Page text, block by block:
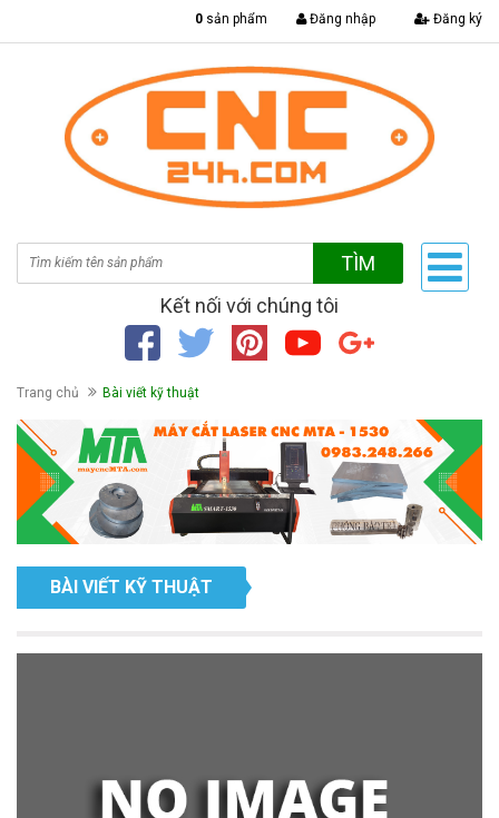
0 sản phẩm Đăng nhập Đăng ký
TÌM
Kết nối với chúng tôi
Trang chủ Bài viết kỹ thuật
BÀI VIẾT KỸ THUẬT